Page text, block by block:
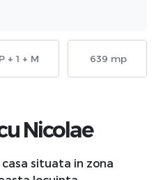
P + 1 + M 639 mp
Nicolae
situata in zona